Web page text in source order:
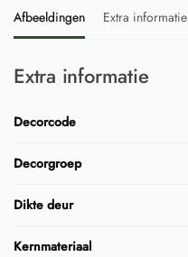
Afbeeldingen Extra informatie
Extra informatie
Decorcode
Decorgroep
Dikte deur
Kernmateriaal